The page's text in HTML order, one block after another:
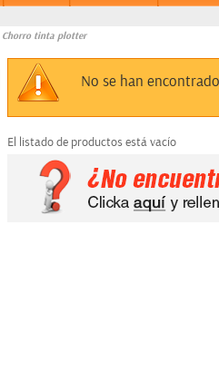
Chorro tinta plotter
No se han
El listado de productos está vacío